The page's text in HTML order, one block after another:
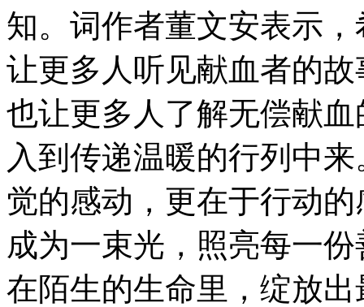
知。词作者董文安表示
让更多人听见献血者的
也让更多人了解无偿献
入到传递温暖的行列中
觉的感动，更在于行动
成为一束光，照亮每一
在陌生的生命里，绽放